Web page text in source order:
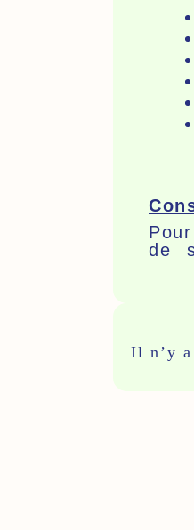
de
Il n’y a